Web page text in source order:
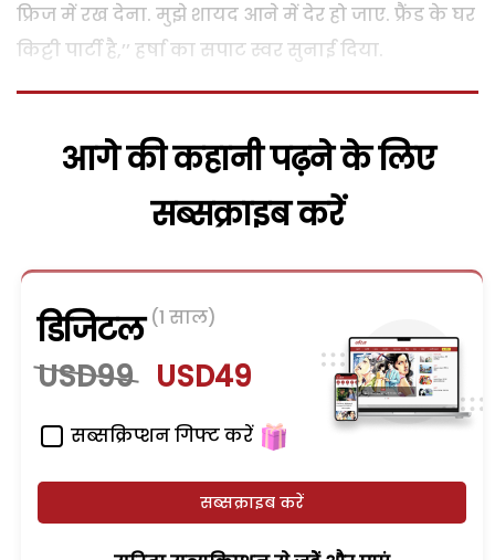
फ्रिज में रख देना. मुझे शायद आने में देर हो जाए. फ्रैंड के घर
किट्टी पार्टी है,’’ हर्षा का सपाट स्वर सुनाई दिया.
आगे की कहानी पढ़ने के लिए
सब्सक्राइब करें
डिजिटल (1 साल)
USD99 USD49
सब्सक्रिप्शन गिफ्ट करें
सब्सक्राइब करें